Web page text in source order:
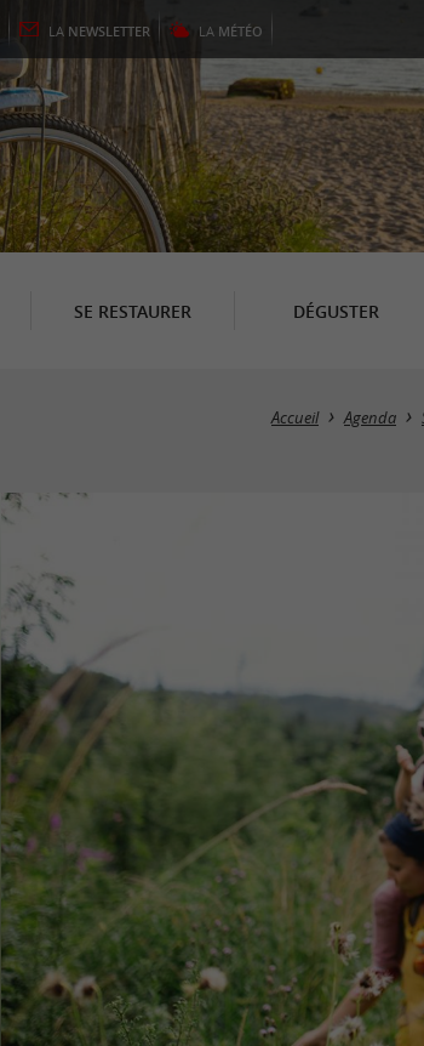
LA NEWSLETTER LA MÉTÉO
SE RESTAURER DÉGUSTER
Accueil Agenda